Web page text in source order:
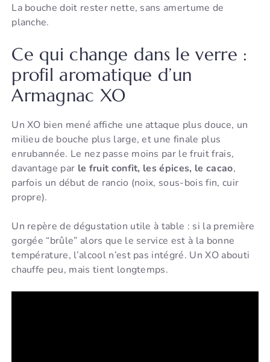
La bouche doit rester nette, sans amertume de
planche.
Ce qui change dans le verre :
profil aromatique d’un
Armagnac XO
Un XO bien mené affiche une attaque plus douce, un
milieu de bouche plus large, et une finale plus
enrubannée. Le nez passe moins par le fruit frais,
davantage par le fruit confit, les épices, le cacao,
parfois un début de rancio (noix, sous-bois fin, cuir
propre).
Un repère de dégustation utile à table : si la première
gorgée “brûle” alors que le service est à la bonne
température, l’alcool n’est pas intégré. Un XO abouti
chauffe peu, mais tient longtemps.